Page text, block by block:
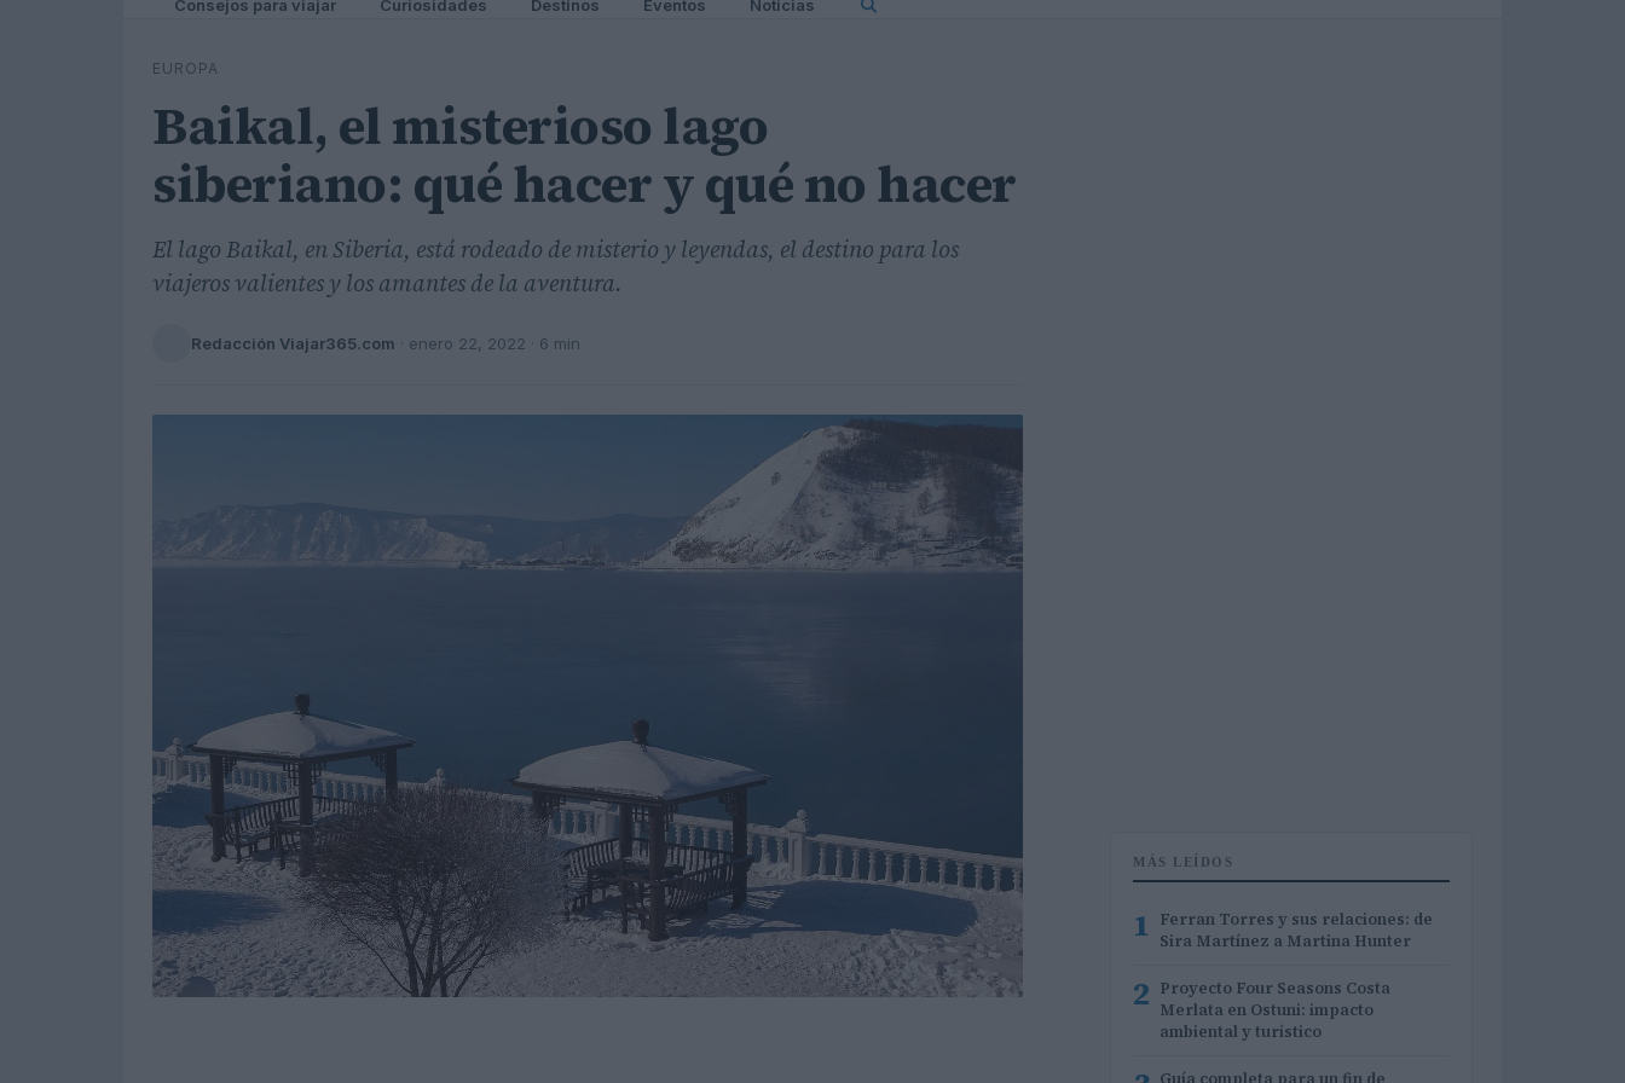
Consejos para viajar Curiosidades Destinos Eventos Noticias
EUROPA
Baikal, el misterioso lago
siberiano: qué hacer y qué no hacer
El lago Baikal, en Siberia, está rodeado de misterio y leyendas, el destino para los
viajeros valientes y los amantes de la aventura.
Redacción Viajar365.com · enero 22, 2022 · 6 min
MÁS LEÍDOS
1 Ferran Torres y sus relaciones: de
Sira Martínez a Martina Hunter
2 Proyecto Four Seasons Costa
Merlata en Ostuni: impacto
ambiental y turístico
Guía completa para un fin de